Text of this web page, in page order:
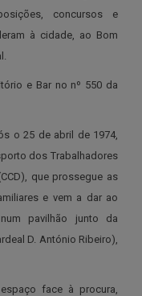
concursos e
à cidade, ao Bom
e Bar no nº 550 da
o 25 de abril de 1974,
dos Trabalhadores
que prossegue as
e vem a dar ao
num pavilhão junto da
D. António Ribeiro),
face à procura,